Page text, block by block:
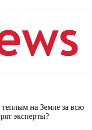
на Земле за всю
эксперты?